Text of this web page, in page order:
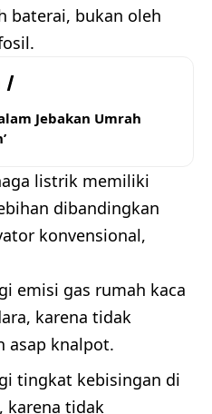
baterai, bukan oleh
Jebakan Umrah
listrik memiliki
dibandingkan
konvensional,
emisi gas rumah kaca
karena tidak
asap knalpot.
tingkat kebisingan di
karena tidak